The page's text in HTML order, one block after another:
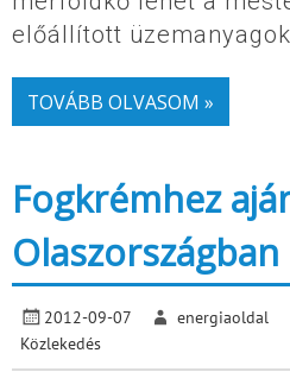
előállított
TOVÁBB OLVASOM »
Fogkrémhez
Olaszországban
2012-09-07 energiaoldal
Közlekedés